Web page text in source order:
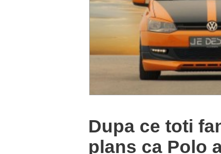
Dupa ce toti
plans ca Polo